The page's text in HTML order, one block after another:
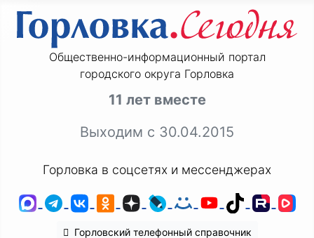
Общественно-информационный портал
городского округа Горловка
11 лет вместе
Выходим с 30.04.2015
Горловка в соцсетях и мессенджерах
MAXTelegram
ВКонтакте
Одноклассники
ДзенLiveJournal
Мой Мир
YouTube
TikTok
Горловский телефонный справочник